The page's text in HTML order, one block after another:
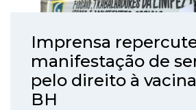
Imprensa
manifestação de
pelo direito à
BH